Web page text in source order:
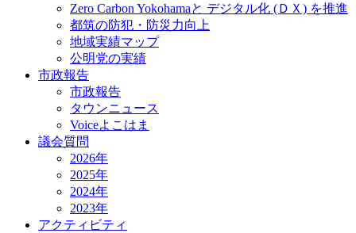
Zero Carbon Yokohamaと デジタル化 (ＤＸ) を推進
都筑の防犯・防災力向上
地域実績マップ
公明党の実績
市政報告
市政報告
タウンニュース
Voiceよこはま
議会質問
2026年
2025年
2024年
2023年
アクティビティ